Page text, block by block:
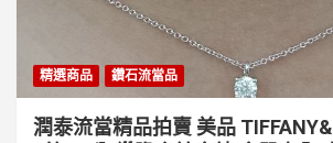
精選商品 鑽石流當品
潤泰流當精品拍賣 美品